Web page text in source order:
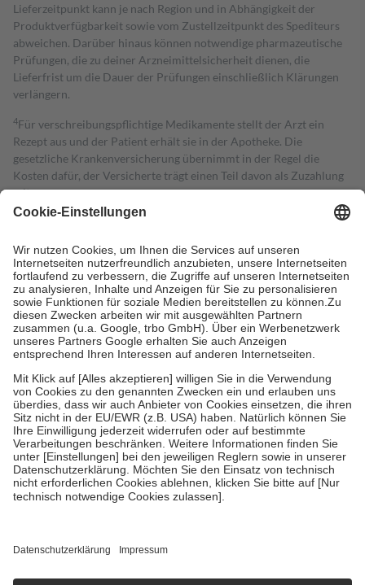
Lieferzeitpunkt kann je nach Region und in Abhängigkeit der
Produktverfügbarkeit sowie vom Zustellzeitpunkt des Spediteurs
abweichen. Darüber hinaus können notwendige pharmazeutische
Prüfungen, die zu deiner Arzneimittelsicherheit dienen, die
Lieferfrist um die Dauer der Prüfungen einschließlich Klärungen
verlängern.
4Für verschreibungspflichtige Medikamente stellt der Arzt ein
Rezept aus und der Patient erhält sie in der Apotheke. Die
gesetzliche Krankenversicherung übernimmt in der Regel die
Kosten dafür, der Versicherte trägt einen Teil davon als Zuzahlung
mit.
Grundsätzlich leisten Mitglieder Zuzahlungen in Höhe von zehn
höchstens zehn Euro.
Es sind jedoch nie mehr als die tatsächlichen
Kosten der Leistung zu entrichten.
Diese Regeln gelten grundsätzlich auch für Online-Apotheken.
Bei Heilmitteln und häuslicher Krankenpflege beträgt die
Zuzahlung zehn Prozent der Kosten sowie zehn Euro je
Verordnung.
Um das Engagement der Versicherten für ihre eigene Gesundheit zu
stärken und die besondere Stellung der Familie zu unterstützen,
fallenkeine Zuzahlungenan bei:
• Kindern und Jugendlichen bis zum vollendeten 18. Lebensjahr
mit Ausnahme der Fahrkosten
• Untersuchungen zur Vorsorge und Früherkennung, die von der
GKV getragen werden
• empfohlenen Schutzimpfungen
• Harn- und Blutteststreifen
getroffen, um sicherzustellen, dass es sich um echte Bewertungen
https://help.etrusted.com/hc/de/articles/4419944605341